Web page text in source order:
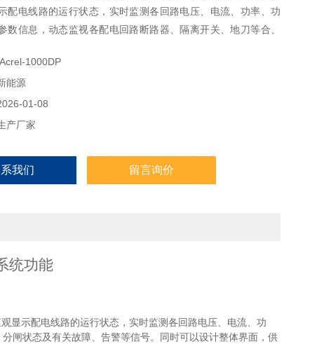
配电线路的运行状态，实时监测各回路电压、电流、功率、功
数信息，动态监视各配电回路断路器、隔离开关、地刀等合、
光伏组件或高压部分进行查看。
1000DP
能源
01-08
产厂家
我们 留言询价
统功能
显示配电线路的运行状态，实时监测各回路电压、电流、功
闸状态及有关故障、告警等信号。
同时可以设计整体界面，供